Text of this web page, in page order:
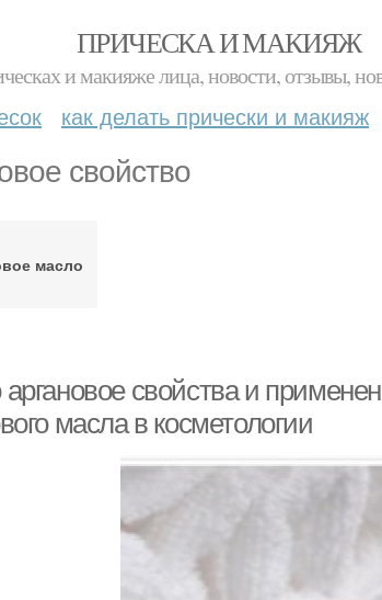
ПРИЧЕСКА И МАКИЯЖ
и макияже лица, новости, отзывы,
как делать прически и макияж
свойство
масло
свойства и
масла в косметологии